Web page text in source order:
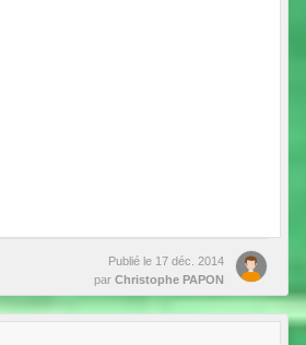
Publié le 17 déc. 2014
par Christophe PAPON